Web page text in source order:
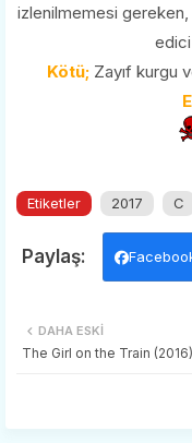
izlenilmemesi
edici
Kötü;Zayıf kurgu
Etiketler 2017 C
DAHA ESKI
The Girl on the Train (2016)